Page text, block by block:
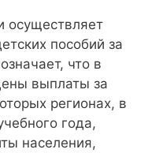
осуществляет
пособий за
что в
выплаты за
регионах, в
года,
населения,